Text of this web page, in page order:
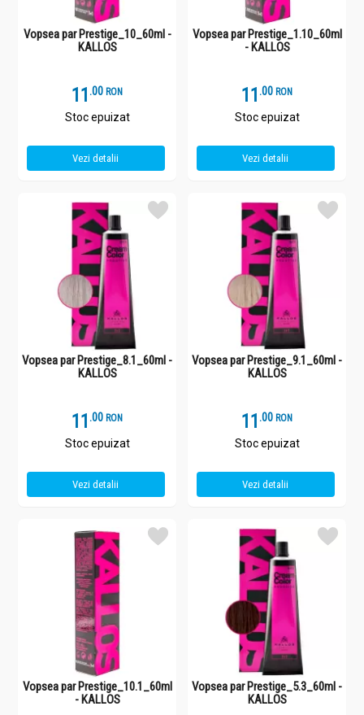
Vopsea par Prestige_10_60ml -
KALLOS
11 .0 RON
Stoc epuizat
Vezi detalii
Vopsea par Prestige_1.10_60ml
- KALLOS
11 .0 RON
Stoc epuizat
Vezi detalii
Vopsea par Prestige_8.1_60ml -
KALLOS
11 .0 RON
Stoc epuizat
Vezi detalii
Vopsea par Prestige_9.1_60ml -
KALLOS
11 .0 RON
Stoc epuizat
Vezi detalii
Vopsea par Prestige_10.1_60ml
- KALLOS
Vopsea par Prestige_5.3_60ml -
KALLOS